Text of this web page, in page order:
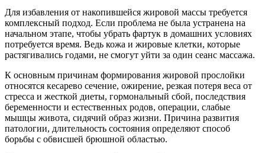
Для избавления от накопившейся жировой массы требуется
комплексный подход. Если проблема не была устранена на
начальном этапе, чтобы убрать фартук в домашних условиях
потребуется время. Ведь кожа и жировые клетки, которые
растягивались годами, не смогут уйти за один сеанс массажа.
К основным причинам формирования жировой прослойки
относятся кесарево сечение, ожирение, резкая потеря веса от
стресса и жесткой диеты, гормональный сбой, последствия
беременности и естественных родов, операции, слабые
мышцы живота, сидячий образ жизни. Причина развития
патологии, длительность состояния определяют способ
борьбы с обвисшей брюшной областью.